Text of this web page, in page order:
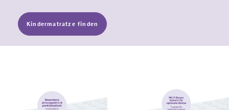
Kindermatratze finden